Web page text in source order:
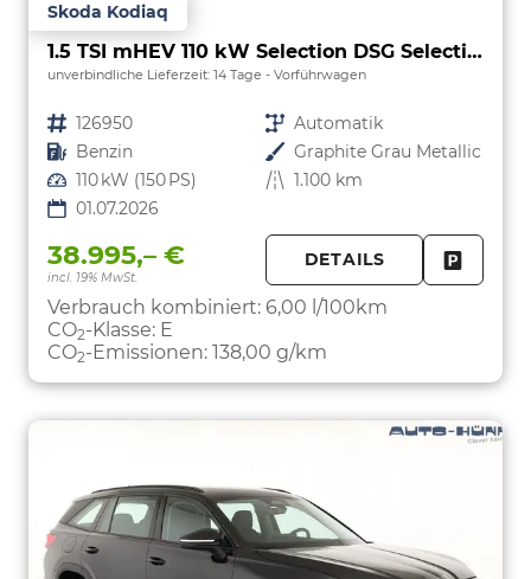
Skoda Kodiaq
1.5 TSI mHEV 110 kW Selection DSG Selection, AHK, Navi, Side, Kamera, Winter, 4 J.- Garantie
unverbindliche Lieferzeit: 14 Tage Vorführwagen
Fahrzeugnr. 126950 Getriebe Automatik
Kraftstoff Benzin Außenfarbe Graphite Grau Metallic
Leistung 110 kW (150 PS) Kilometerstand 1.100 km
01.07.2026
38.995,– €
incl. 19% MwSt.
DETAILS
Verbrauch kombiniert: 6,00 l/100km
CO2-Klasse: E
CO2-Emissionen: 138,00 g/km